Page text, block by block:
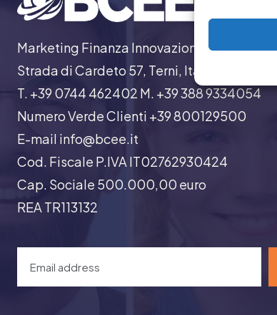
Marketing Finanza Innovazione
Strada di Cardeto 57, Terni, Italia
T. +39 0744 462402 M. +39 388 9334054
Numero Verde Clienti +39 800129500
E-mail info@bcee.it
Cod. Fiscale P.IVA IT02762930424
Cap. Sociale 500.000,00 euro
REA TR113132